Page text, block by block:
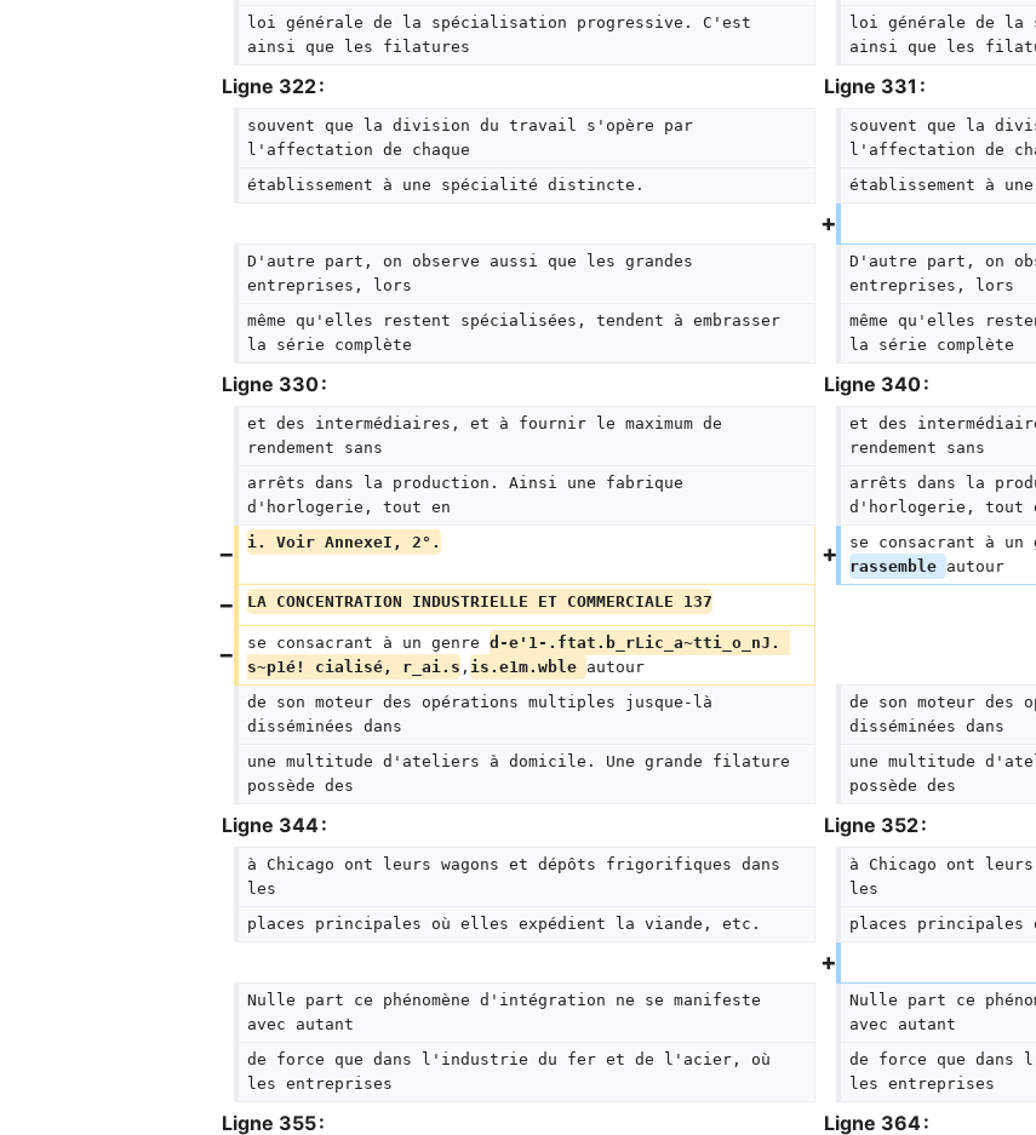
loi générale de la spécialisation progressive. C'est
ainsi que les filatures
loi générale de la
ainsi que les
Ligne 322 : Ligne 331 :
souvent que la division du travail s'opère par
l'affectation de chaque
souvent que la
l'affectation de
établissement à une spécialité distincte.
établissement à
D'autre part, on observe aussi que les grandes
entreprises, lors
D'autre part, on
entreprises, lors
même qu'elles restent spécialisées, tendent à embrasser
la série complète
même qu'elles
la série complète
Ligne 330 : Ligne 340 :
et des intermédiaires, et à fournir le maximum de
rendement sans
et des
rendement sans
arrêts dans la production. Ainsi une fabrique
d'horlogerie, tout en
arrêts dans la
d'horlogerie, tout
i. Voir AnnexeI, 2°.
se consacrant à un
rassemble autour
LA CONCENTRATION INDUSTRIELLE ET COMMERCIALE 137
se consacrant à un genre d-e'1-.ftat.b_rLic_a~tti_o_nJ.
s~p1é! cialisé, r_ai.s , is.e1m.wble autour
de son moteur des opérations multiples jusque-là
disséminées dans
de son moteur des
disséminées dans
une multitude d'ateliers à domicile. Une grande filature
possède des
une multitude
possède des
Ligne 344 : Ligne 352 :
à Chicago ont leurs wagons et dépôts frigorifiques dans
les
à Chicago ont
les
places principales où elles expédient la viande, etc.
places principales
Nulle part ce phénomène d'intégration ne se manifeste
avec autant
Nulle part ce
avec autant
de force que dans l'industrie du fer et de l'acier, où
les entreprises
de force que
les entreprises
Ligne 355 : Ligne 364 :